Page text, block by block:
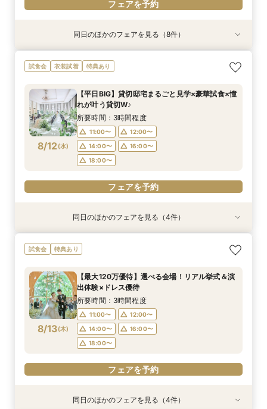
フェアを予約
特典あり 動画あり
8/11(火)
＜初めての式場見学＞心躍る花嫁の第一歩♪ゆっ
たり相談＆見学会
9:00〜
14:30〜
14:45〜
18:00〜
フェアを予約
特典あり
8/11(火)
【特別婚】マタニティ婚＆パパママキッズ婚に◎
準備安心相談会*
9:00〜
14:30〜
14:45〜
18:00〜
フェアを予約
特典あり
8/11(火)
【料理重視の方◎】シェフ渾身コース試食＆おも
てなし料理特典
9:00〜
14:30〜
14:45〜
18:00〜
フェアを予約
8/11(火)
【60分クイックフェア】会場見学＆相談会*初見
学にも◎
9:00〜
14:30〜
14:45〜
18:00〜
フェアを予約
特典あり
8/11(火)
【全館OK】大切な”ペット”と過ごす挙式＆披露
宴フェア
9:00〜
14:30〜
14:45〜
18:00〜
フェアを予約
8/11(火)
【遠方の方◎オンライン相談会】スマホで簡単！
豪華5大特典付き
9:00〜
14:30〜
14:45〜
18:00〜
フェアを予約
特典あり
8/11(火)
【10名～会食プラン】貸切邸宅で叶える少人数ウ
エディング相談会
9:00〜
14:15〜
14:30〜
18:00〜
フェアを予約
特典あり
8/11(火)
【カメラマン指名可】テーマ設定で叶える充実の
フォト婚フェア
9:00〜
14:30〜
14:45〜
18:00〜
フェアを予約
同日のほかのフェアを見る（8件）
試食会 衣装試着 特典あり
8/12(水)
【平日BIG】貸切邸宅まるごと見学×豪華試食×憧
れが叶う貸切W♪
所要時間：3時間程度
11:00〜
12:00〜
14:00〜
16:00〜
18:00〜
フェアを予約
特典あり
8/12(水)
【初めての見学にオススメ】見積りまでしっかり
相談★全館見学
11:00〜
12:00〜
14:00〜
16:00〜
18:00〜
フェアを予約
8/12(水)
【遠方の方◎オンライン相談会】スマホで簡単！
豪華5大特典付き
11:00〜
13:00〜
14:00〜
16:00〜
18:00〜
フェアを予約
特典あり
8/12(水)
【10名～会食プラン】貸切邸宅で叶える少人数ウ
エディング相談会
11:00〜
12:00〜
14:00〜
16:00〜
18:00〜
フェアを予約
特典あり
8/12(水)
【フォト・ベビー服選べる特典有】安心マタニ
ティ相談会
11:00〜
12:00〜
14:00〜
16:00〜
18:00〜
フェアを予約
同日のほかのフェアを見る（4件）
試食会 特典あり
8/13(木)
【最大120万優待】選べる会場！リアル挙式＆演
出体験×ドレス優待
所要時間：3時間程度
11:00〜
12:00〜
14:00〜
16:00〜
18:00〜
フェアを予約
特典あり
特典あり
特典あり同日のほかのフェアを見る（4件）